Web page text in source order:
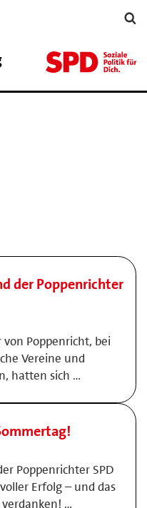
der Poppenrichter
Poppenricht, bei
Vereine und
hatten sich …
Poppenrichter SPD
Erfolg – und das
…